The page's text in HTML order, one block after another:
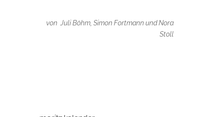
von Juli Böhm, Simon Fortmann und Nora
Stoll